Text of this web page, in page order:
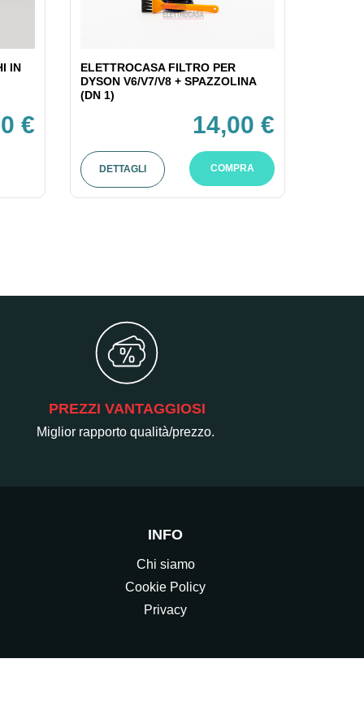
IN
€
ELETTROCASA FILTRO PER
DYSON V6/V7/V8 + SPAZZOLINA
(DN 1)
14,00 €
DETTAGLI COMPRA
PREZZI VANTAGGIOSI
Miglior rapporto qualità/prezzo.
INFO
Chi siamo
Cookie Policy
Privacy